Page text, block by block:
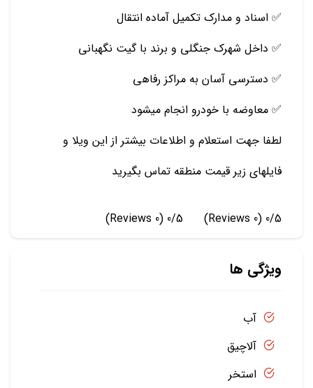
✅ اسناد و مدارک تکمیل آماده انتقال
✅ داخل شهرک جنگلی و برند با گیت نگهبانی
✅ دسترسی آسان به مراکز رفاهی
✅ معاوضه با خودرو انجام میشود
لطفا جهت استعلام و اطلاعات بیشتر از این ویلا و
فایلهای زیر قیمت منطقه تماس بگیرید
0/5
(0 Reviews)
0/5
(0 Reviews)
ویژگی ها
آب
آلاچیق
استخر